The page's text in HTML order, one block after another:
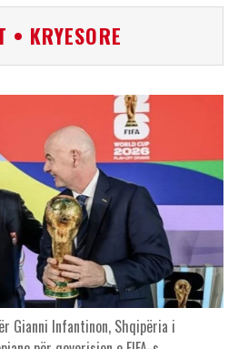
• KRYESORE
Gianni Infantinon, Shqipëria i